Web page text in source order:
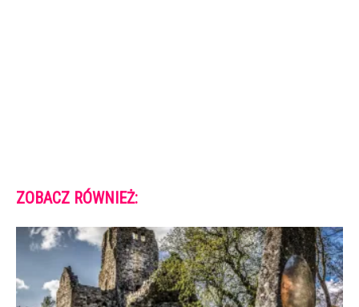
ZOBACZ RÓWNIEŻ: